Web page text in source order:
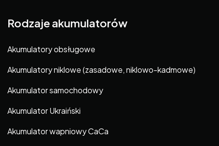
Rodzaje akumulatorów
Akumulatory obsługowe
Akumulatory niklowe (zasadowe, niklowo-kadmowe)
Akumulator samochodowy
Akumulator Ukraiński
Akumulator wapniowy CaCa